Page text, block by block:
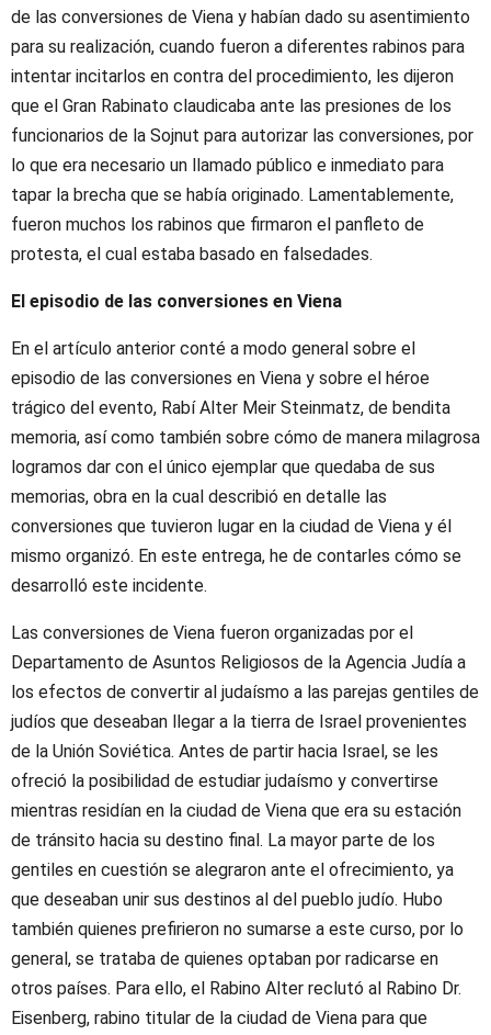
de las conversiones de Viena y habían dado su asentimiento
para su realización, cuando fueron a diferentes rabinos para
intentar incitarlos en contra del procedimiento, les dijeron
que el Gran Rabinato claudicaba ante las presiones de los
funcionarios de la Sojnut para autorizar las conversiones, por
lo que era necesario un llamado público e inmediato para
tapar la brecha que se había originado. Lamentablemente,
fueron muchos los rabinos que firmaron el panfleto de
protesta, el cual estaba basado en falsedades.
El episodio de las conversiones en Viena
En el artículo anterior conté a modo general sobre el
episodio de las conversiones en Viena y sobre el héroe
trágico del evento, Rabí Alter Meir Steinmatz, de bendita
memoria, así como también sobre cómo de manera milagrosa
logramos dar con el único ejemplar que quedaba de sus
memorias, obra en la cual describió en detalle las
conversiones que tuvieron lugar en la ciudad de Viena y él
mismo organizó. En este entrega, he de contarles cómo se
desarrolló este incidente.
Las conversiones de Viena fueron organizadas por el
Departamento de Asuntos Religiosos de la Agencia Judía a
los efectos de convertir al judaísmo a las parejas gentiles de
judíos que deseaban llegar a la tierra de Israel provenientes
de la Unión Soviética. Antes de partir hacia Israel, se les
ofreció la posibilidad de estudiar judaísmo y convertirse
mientras residían en la ciudad de Viena que era su estación
de tránsito hacia su destino final. La mayor parte de los
gentiles en cuestión se alegraron ante el ofrecimiento, ya
que deseaban unir sus destinos al del pueblo judío. Hubo
también quienes prefirieron no sumarse a este curso, por lo
general, se trataba de quienes optaban por radicarse en
otros países. Para ello, el Rabino Alter reclutó al Rabino Dr.
Eisenberg, rabino titular de la ciudad de Viena para que